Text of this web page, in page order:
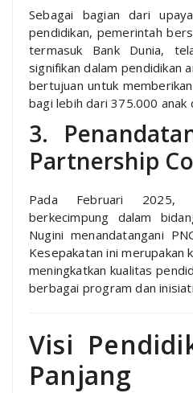
Sebagai bagian dari
pendidikan, pemerintah
termasuk Bank Dunia,
signifikan dalam pendidikan
bertujuan untuk
bagi lebih dari 375.000 anak
3.
Partnership
Pada Februari 2025,
berkecimpung dalam
Nugini menandatangani
Kesepakatan ini merupakan
meningkatkan kualitas
berbagai program dan
Visi
Panjang